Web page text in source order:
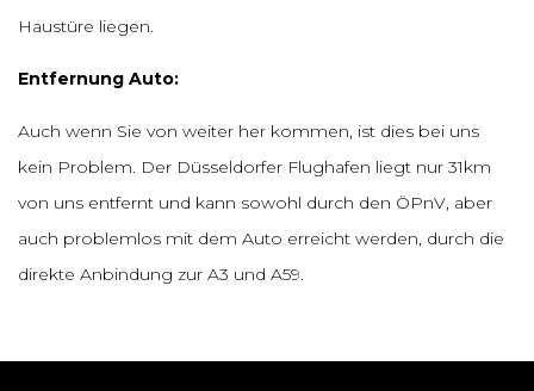
Haustüre liegen.
Entfernung Auto:
Auch wenn Sie von weiter her kommen, ist dies bei uns
kein Problem. Der Düsseldorfer Flughafen liegt nur 31km
von uns entfernt und kann sowohl durch den ÖPnV, aber
auch problemlos mit dem Auto erreicht werden, durch die
direkte Anbindung zur A3 und A59.